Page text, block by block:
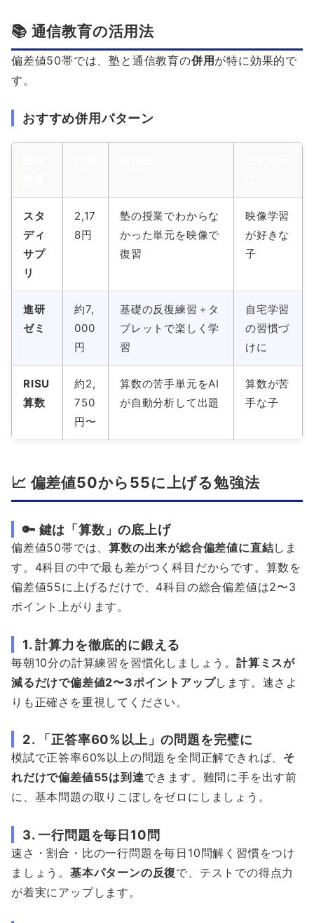
📚 通信教育の活用法
偏差値50帯では、塾と通信教育の併用 が特に効果的で
す。
おすすめ併用パターン
スタ
ディ
サプ
リ
2,17
8円
塾の授業でわからな
かった単元を映像で
復習
映像学習
が好きな
子
進研
ゼミ
約7,
000
円
基礎の反復練習＋タ
ブレットで楽しく学
習
自宅学習
の習慣づ
けに
RISU
算数
約2,
750
円〜
算数の苦手単元をAI
が自動分析して出題
算数が苦
手な子
📈 偏差値50から55に上げる勉強法
🔑 鍵は「算数」の底上げ
偏差値50帯では、算数の出来が総合偏差値に直結しま
す。4科目の中で最も差がつく科目だからです。算数を
偏差値55に上げるだけで、4科目の総合偏差値は2〜3
ポイント上がります。
1. 計算力を徹底的に鍛える
毎朝10分の計算練習を習慣化しましょう。 計算ミスが
減るだけで偏差値2〜3ポイントアップします。速さよ
りも正確さを重視してください。
2. 「正答率60%以上」の問題を完璧に
模試で正答率60%以上の問題を全問正解できれば、 そ
れだけで偏差値55は到達できます。難問に手を出す前
に、基本問題の取りこぼしをゼロにしましょう。
3. 一行問題を毎日10問
速さ・割合・比の一行問題を毎日10問解く習慣をつけ
ましょう。 基本パターンの反復で、テストでの得点力
が着実にアップします。